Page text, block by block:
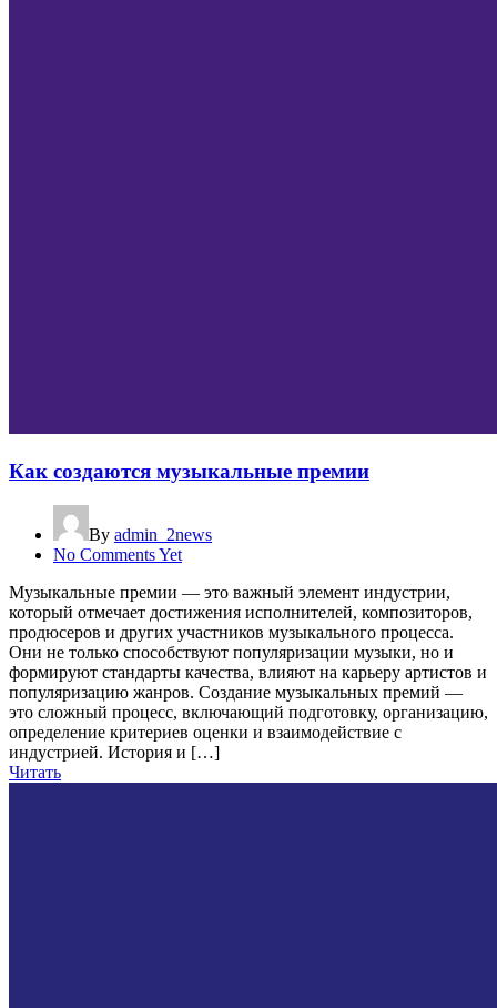
Как создаются музыкальные премии
By admin_2news
No Comments Yet
Музыкальные премии — это важный элемент индустрии,
который отмечает достижения исполнителей, композиторов,
продюсеров и других участников музыкального процесса.
Они не только способствуют популяризации музыки, но и
формируют стандарты качества, влияют на карьеру артистов и
популяризацию жанров. Создание музыкальных премий —
это сложный процесс, включающий подготовку, организацию,
определение критериев оценки и взаимодействие с
индустрией. История и […]
Читать